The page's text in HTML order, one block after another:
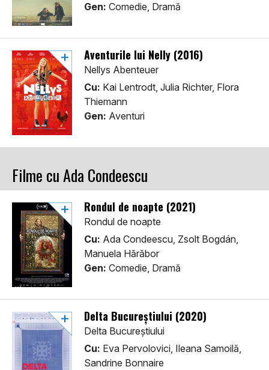
Gen: Comedie, Dramă
Aventurile lui Nelly (2016)
Nellys Abenteuer
Cu: Kai Lentrodt, Julia Richter, Flora
Thiemann
Gen: Aventuri
Filme cu Ada Condeescu
Rondul de noapte (2021)
Rondul de noapte
Cu: Ada Condeescu, Zsolt Bogdán,
Manuela Hărăbor
Gen: Comedie, Dramă
Delta Bucureștiului (2020)
Delta Bucureștiului
Cu: Eva Pervolovici, Ileana Samoilă,
Sandrine Bonnaire